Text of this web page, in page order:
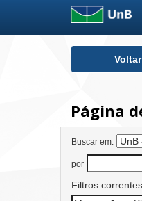
Voltar
Página
Buscar em:
por
Filtros